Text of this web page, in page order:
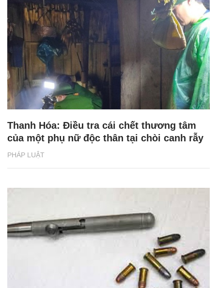
PHÁP LUẬT
Thanh Hóa: Điều tra cái chết thương tâm
của một phụ nữ độc thân tại chòi canh rẫy